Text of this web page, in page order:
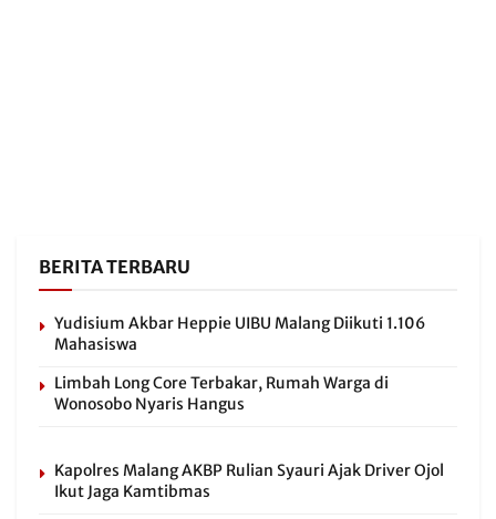
BERITA TERBARU
Yudisium Akbar Heppie UIBU Malang Diikuti 1.106
Mahasiswa
Limbah Long Core Terbakar, Rumah Warga di
Wonosobo Nyaris Hangus
Kapolres Malang AKBP Rulian Syauri Ajak Driver Ojol
Ikut Jaga Kamtibmas